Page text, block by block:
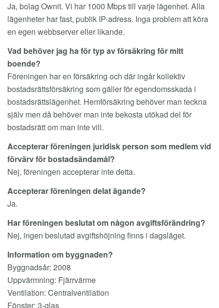
Ja, bolag Ownit. Vi har 1000 Mbps till varje lägenhet. Alla
lägenheter har fast, publik IP-adress. Inga problem att köra
en egen webbserver eller likande.
Vad behöver jag ha för typ av försäkring för mitt
boende?
Föreningen har en försäkring och där ingår kollektiv
bostadsrättsförsäkring som gäller för egendomsskada i
bostadsrättslägenhet. Hemförsäkring behöver man teckna
själv men då behöver man inte bekosta utökad del för
bostadsrätt om man inte vill.
Accepterar föreningen juridisk person som medlem vid
förvärv för bostadsändamål?
Nej, föreningen accepterar inte detta.
Accepterar föreningen delat ägande?
Ja.
Har föreningen beslutat om någon avgiftsförändring?
Nej, ingen beslutad avgiftshöjning finns i dagsläget.
Information om byggnaden?
Byggnadsår: 2008
Uppvärmning: Fjärrvärme
Ventilation: Centralventilation
Fönster: 3-glas